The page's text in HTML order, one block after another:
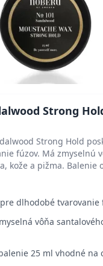
Strong
Strong Hold
fúzov. Má zmyselnú
kože a pižma. Balenie
dlhodobé tvarovanie
vôňa
25 ml vhodné na